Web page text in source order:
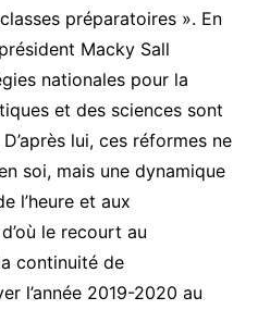
préparatoires ». En
Macky Sall
nationales pour la
et des sciences sont
lui, ces réformes ne
soi, mais une dynamique
l’heure et aux
le recourt au
continuité de
l’année 2019-2020 au